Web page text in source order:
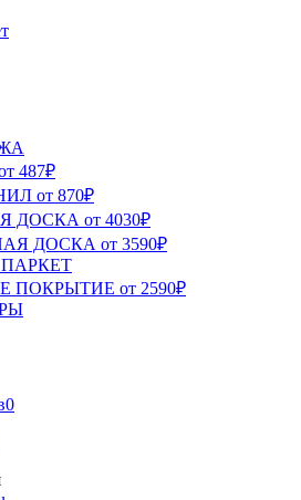
487₽
от 870₽
ДОСКА от 4030₽
ДОСКА от 3590₽
ПОКРЫТИЕ от 2590₽
0